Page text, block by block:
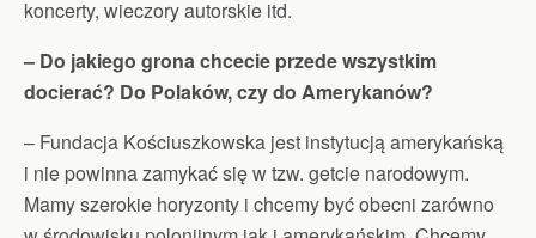
koncerty, wieczory autorskie itd.
– Do jakiego grona chcecie przede wszystkim
docierać? Do Polaków, czy do Amerykanów?
– Fundacja Kościuszkowska jest instytucją amerykańską
i nie powinna zamykać się w tzw. getcie narodowym.
Mamy szerokie horyzonty i chcemy być obecni zarówno